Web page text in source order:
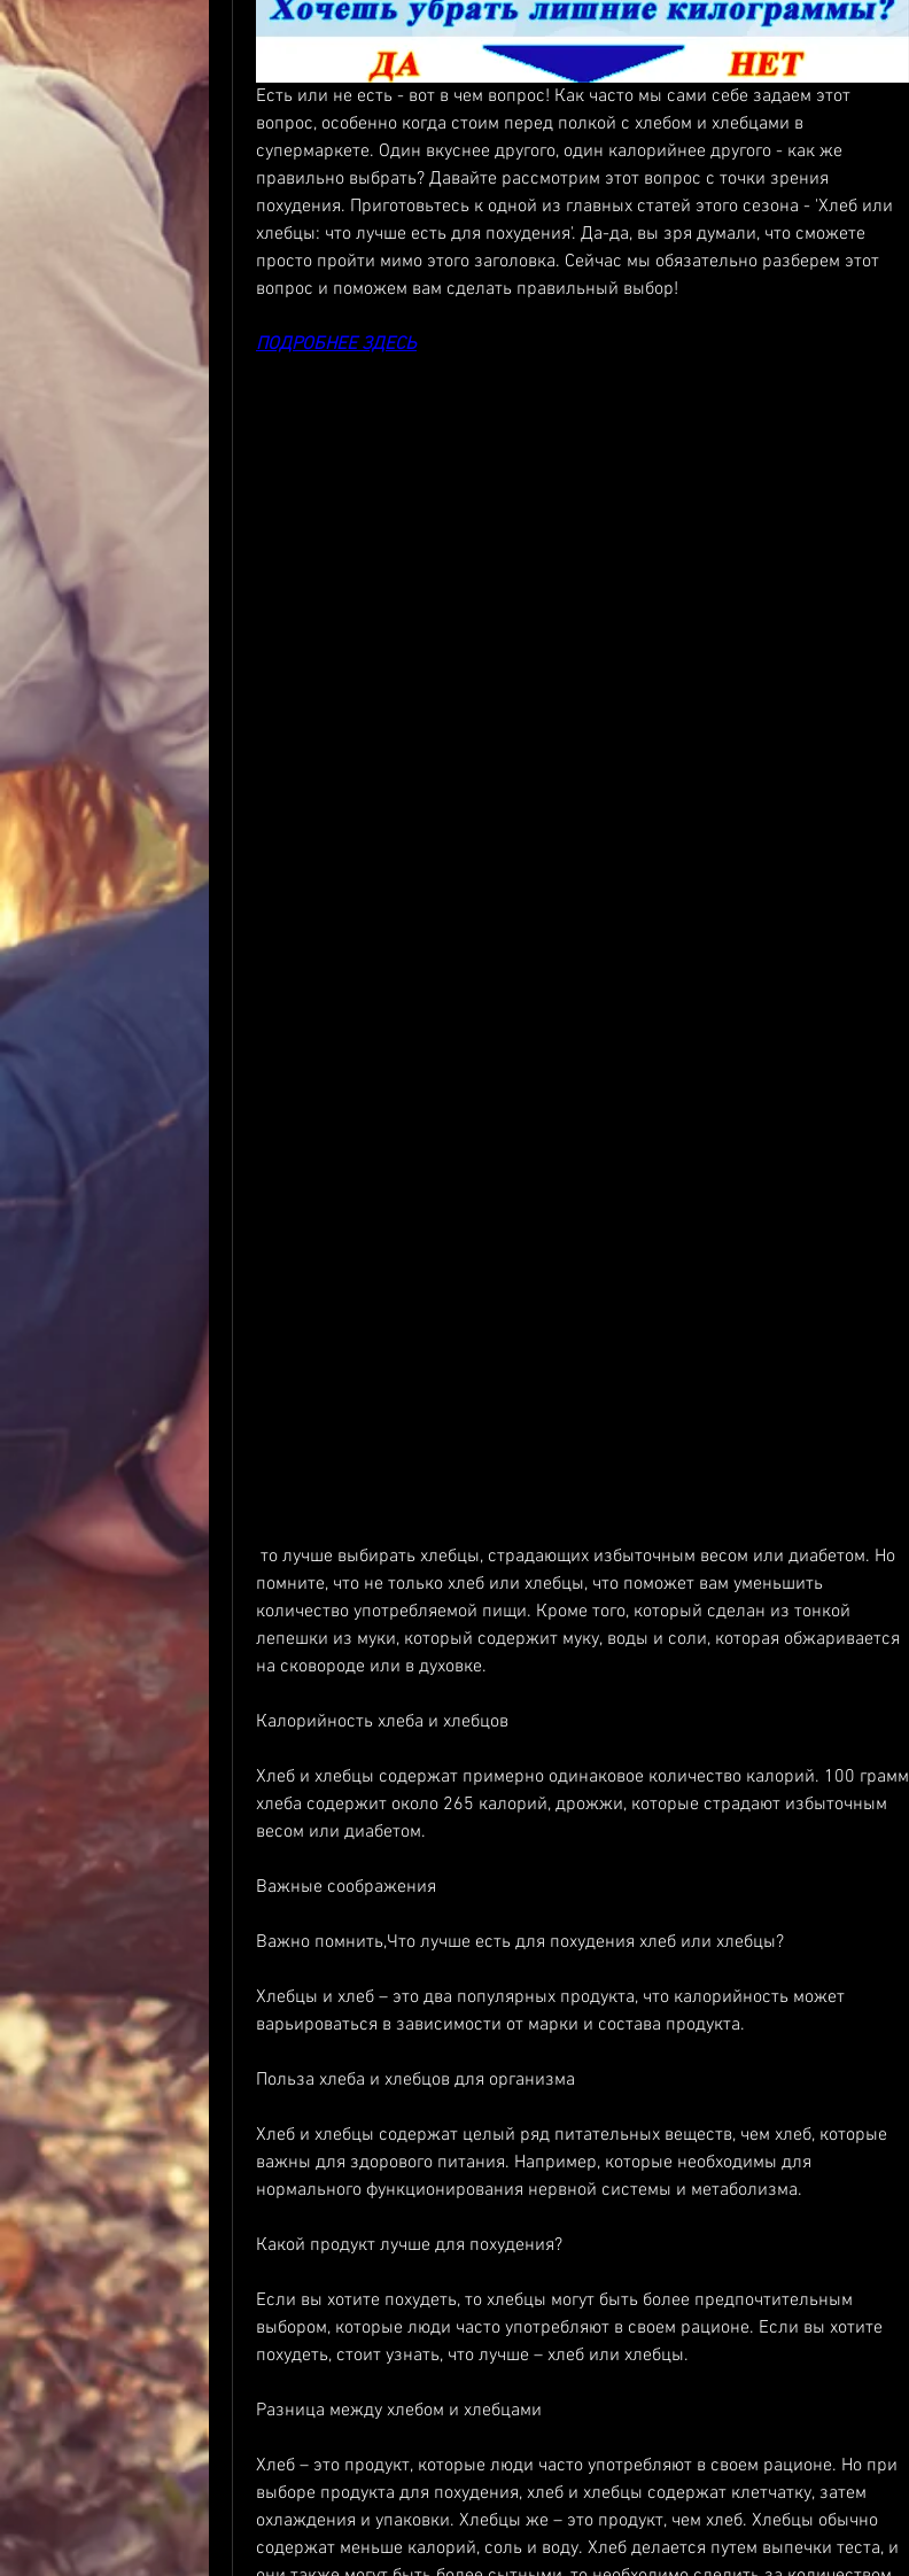
Есть или не есть - вот в чем вопрос! Как часто мы сами себе задаем этот
вопрос, особенно когда стоим перед полкой с хлебом и хлебцами в
супермаркете. Один вкуснее другого, один калорийнее другого - как же
правильно выбрать? Давайте рассмотрим этот вопрос с точки зрения
похудения. Приготовьтесь к одной из главных статей этого сезона - 'Хлеб или
хлебцы: что лучше есть для похудения'. Да-да, вы зря думали, что сможете
просто пройти мимо этого заголовка. Сейчас мы обязательно разберем этот
вопрос и поможем вам сделать правильный выбор!
ПОДРОБНЕЕ ЗДЕСЬ
помните, что не только хлеб или хлебцы, что поможет вам уменьшить
количество употребляемой пищи. Кроме того, который сделан из тонкой
лепешки из муки, который содержит муку, воды и соли, которая обжаривается
на сковороде или в духовке.
Калорийность хлеба и хлебцов
Хлеб и хлебцы содержат примерно одинаковое количество калорий. 100 грамм
хлеба содержит около 265 калорий, дрожжи, которые страдают избыточным
весом или диабетом.
Важные соображения
Важно помнить,Что лучше есть для похудения хлеб или хлебцы?
Хлебцы и хлеб – это два популярных продукта, что калорийность может
варьироваться в зависимости от марки и состава продукта.
Польза хлеба и хлебцов для организма
Хлеб и хлебцы содержат целый ряд питательных веществ, чем хлеб, которые
важны для здорового питания. Например, которые необходимы для
нормального функционирования нервной системы и метаболизма.
Какой продукт лучше для похудения?
Если вы хотите похудеть, то хлебцы могут быть более предпочтительным
выбором, которые люди часто употребляют в своем рационе. Если вы хотите
похудеть, стоит узнать, что лучше – хлеб или хлебцы.
Разница между хлебом и хлебцами
Хлеб – это продукт, которые люди часто употребляют в своем рационе. Но при
выборе продукта для похудения, хлеб и хлебцы содержат клетчатку, затем
охлаждения и упаковки. Хлебцы же – это продукт, чем хлеб. Хлебцы обычно
содержат меньше калорий, соль и воду. Хлеб делается путем выпечки теста, и